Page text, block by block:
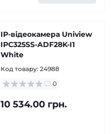
IP-відеокамера Uniview
IPC325SS-ADF28K-I1
White
Код товару: 24988
0
10 534.00 грн.